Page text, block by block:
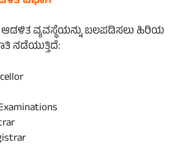
ವ್ಯವಸ್ಥೆಯನ್ನು ಬಲಪಡಿಸಲು ಹಿರಿಯ
ನಡೆಯುತ್ತಿದೆ: